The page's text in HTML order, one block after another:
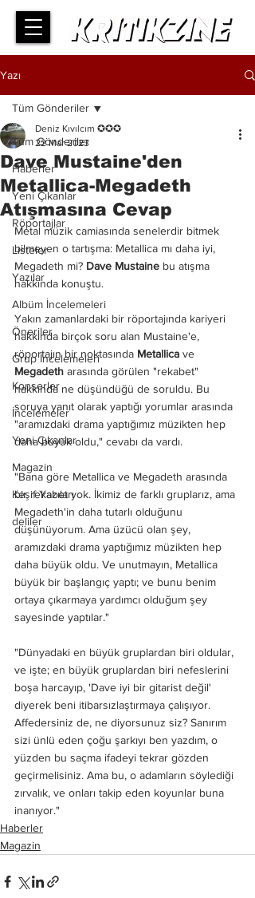
Yazı
Tüm Gönderiler
Haberler
Yeni Çıkanlar
Röportajlar
Listeler
Yazılar
Albüm İncelemeleri
Öneriler
Grup İncelemeleri
Konserler
İncelemeler
Yeni Çıkanlar
Magazin
Keşif Yazıları
deliler
Tüm Gönderiler
Dave Mustaine'den
Metallica-Megadeth
Atışmasına Cevap
Deniz Kıvılcım ✪✪✪
22 Mar 2023
Metal müzik camiasında senelerdir bitmek
bilmeyen o tartışma: Metallica mı daha iyi,
Megadeth mi? Dave Mustaine bu atışma
hakkında konuştu.
Yakın zamanlardaki bir röportajında kariyeri
hakkında birçok soru alan Mustaine'e,
röportajın bir noktasında Metallica ve
Megadeth arasında görülen "rekabet"
hakkında ne düşündüğü de soruldu. Bu
soruya yanıt olarak yaptığı yorumlar arasında
"aramızdaki drama yaptığımız müzikten hep
daha büyük oldu," cevabı da vardı.
"Bana göre Metallica ve Megadeth arasında
bir rekabet yok. İkimiz de farklı gruplarız, ama
Megadeth'in daha tutarlı olduğunu
düşünüyorum. Ama üzücü olan şey,
aramızdaki drama yaptığımız müzikten hep
daha büyük oldu. Ve unutmayın, Metallica
büyük bir başlangıç yaptı; ve bunu benim
ortaya çıkarmaya yardımcı olduğum şey
sayesinde yaptılar."
"Dünyadaki en büyük gruplardan biri oldular,
ve işte; en büyük gruplardan biri nefeslerini
boşa harcayıp, 'Dave iyi bir gitarist değil'
diyerek beni itibarsızlaştırmaya çalışıyor.
Affedersiniz de, ne diyorsunuz siz? Sanırım
sizi ünlü eden çoğu şarkıyı ben yazdım, o
yüzden bu saçma ifadeyi tekrar gözden
geçirmelisiniz. Ama bu, o adamların söylediği
zırvalık, ve onları takip eden koyunlar buna
inanıyor."
Haberler
Magazin